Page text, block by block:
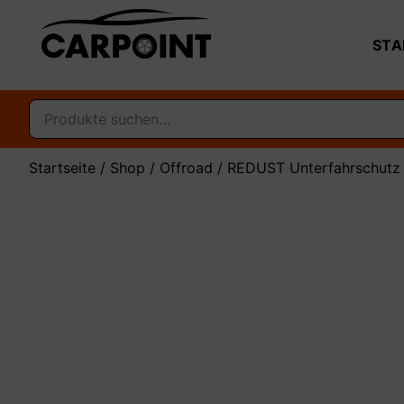
Startseite / Shop / Offroad / REDUST Unterfahrschutz